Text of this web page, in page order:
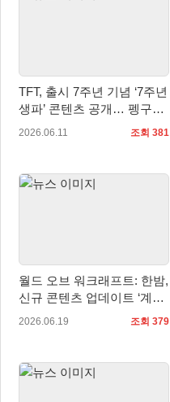
TFT, 출시 7주년 기념 ‘7주년
생파’ 콘텐츠 공개… 펭구의
파티 돌아온다
2026.06.11 조회 381
월드 오브 워크래프트: 한밤,
신규 콘텐츠 업데이트 ‘계시’
적용!
2026.06.19 조회 379